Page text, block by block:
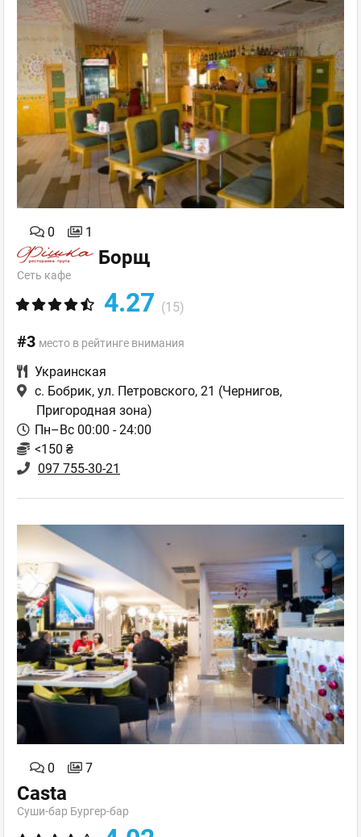
0 1
Борщ
Сеть кафе
4.27 (15)
#3 место в рейтинге внимания
Украинская
с. Бобрик, ул. Петровского, 21 (Чернигов,
Пригородная зона)
Пн–Вс 00:00 - 24:00
<150 ₴
097 755-30-21
0 7
Casta
Суши-бар Бургер-бар